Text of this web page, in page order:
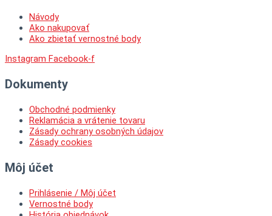
Návody
Ako nakupovať
Ako zbietať vernostné body
Instagram Facebook-f
Dokumenty
Obchodné podmienky
Reklamácia a vrátenie tovaru
Zásady ochrany osobných údajov
Zásady cookies
Môj účet
Prihlásenie / Môj účet
Vernostné body